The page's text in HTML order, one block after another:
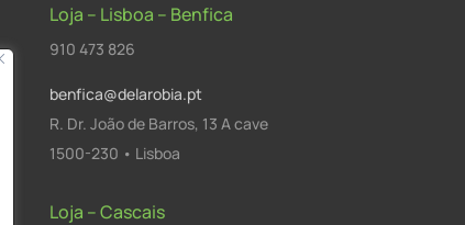
Loja – Lisboa – Benfica
910 473 826
benfica@delarobia.pt
R. Dr. João de Barros, 13 A cave
1500-230 • Lisboa
Loja – Cascais